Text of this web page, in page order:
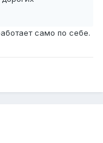
само по себе.